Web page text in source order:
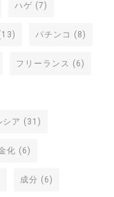
ハゲ (7)
パチンコ (8)
フリーランス (6)
シア (31)
化 (6)
成分 (6)